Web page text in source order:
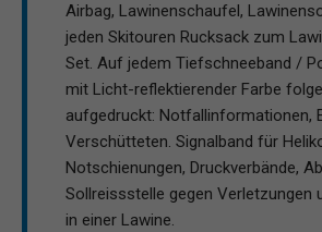
Airbag, Lawinenschaufel,
jeden Skitouren Rucksack zum
Set. Auf jedem Tiefschneeband /
mit Licht-reflektierender Farbe
aufgedruckt: Notfallinformationen,
Verschütteten. Signalband für
Notschienungen, Druckverbände,
Sollreissstelle gegen Verletzungen
in einer Lawine.